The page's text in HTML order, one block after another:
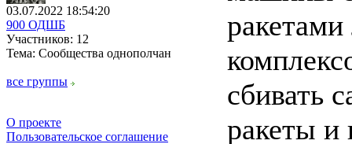
03.07.2022 18:54:20
900 ОДШБ
Участников: 12
Тема: Сообщества однополчан
все группы
О проекте
Пользовательское соглашение
сбивать
ракеты и